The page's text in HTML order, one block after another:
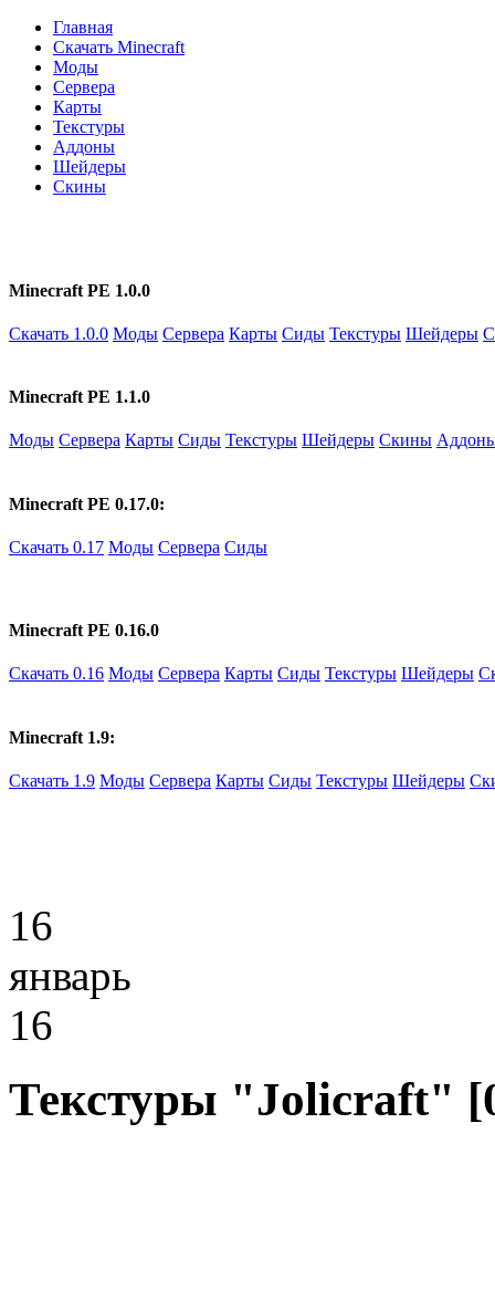
Главная
Скачать Minecraft
Моды
Сервера
Карты
Текстуры
Аддоны
Шейдеры
Скины
Minecraft PE 1.0.0
Скачать 1.0.0 Моды Сервера Карты Сиды Текстуры Шейдеры
Minecraft PE 1.1.0
Моды Сервера Карты Сиды Текстуры Шейдеры Скины
Minecraft PE 0.17.0:
Скачать 0.17 Моды Сервера Сиды
Minecraft PE 0.16.0
Скачать 0.16 Моды Сервера Карты Сиды Текстуры Шейдеры
Minecraft 1.9:
Скачать 1.9 Моды Сервера Карты Сиды Текстуры Шейдеры
16
январь
16
Текстуры "Jolicraft"